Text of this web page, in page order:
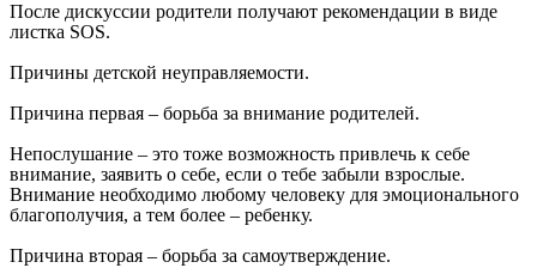
После дискуссии родители получают рекомендации в виде
листка SOS.
Причины детской неуправляемости.
Причина первая – борьба за внимание родителей.
Непослушание – это тоже возможность привлечь к себе
внимание, заявить о себе, если о тебе забыли взрослые.
Внимание необходимо любому человеку для эмоционального
благополучия, а тем более – ребенку.
Причина вторая – борьба за самоутверждение.